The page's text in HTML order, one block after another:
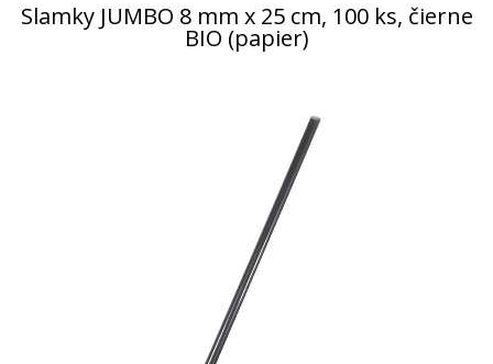
Slamky JUMBO 8 mm x 25 cm, 100 ks, čierne
BIO (papier)